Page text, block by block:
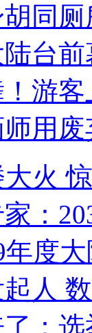
同
台
游客
用
大火
：
度
人
：